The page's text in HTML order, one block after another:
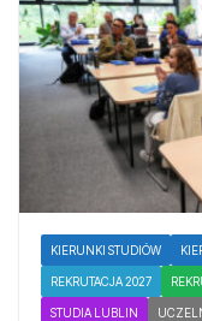
KIERUNKI STUDIÓW
REKRUTACJA 2027
STUDIA LUBLIN